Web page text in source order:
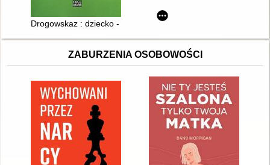
Drogowskaz : dziecko - trauma, wsparcie i rozwój
ZABURZENIA OSOBOWOŚCI